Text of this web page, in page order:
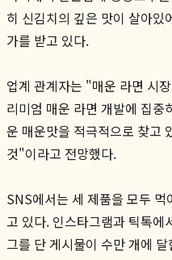
히 신김치의 깊은 맛이 살아있
가를 받고 있다.
업계 관계자는 "매운 라면 시
리미엄 매운 라면 개발에 집
운 매운맛을 적극적으로 찾고
것"이라고 전망했다.
SNS에서는 세 제품을 모두
고 있다. 인스타그램과 틱톡
그를 단 게시물이 수만 개에 달